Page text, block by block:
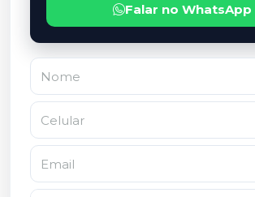
Falar no WhatsApp